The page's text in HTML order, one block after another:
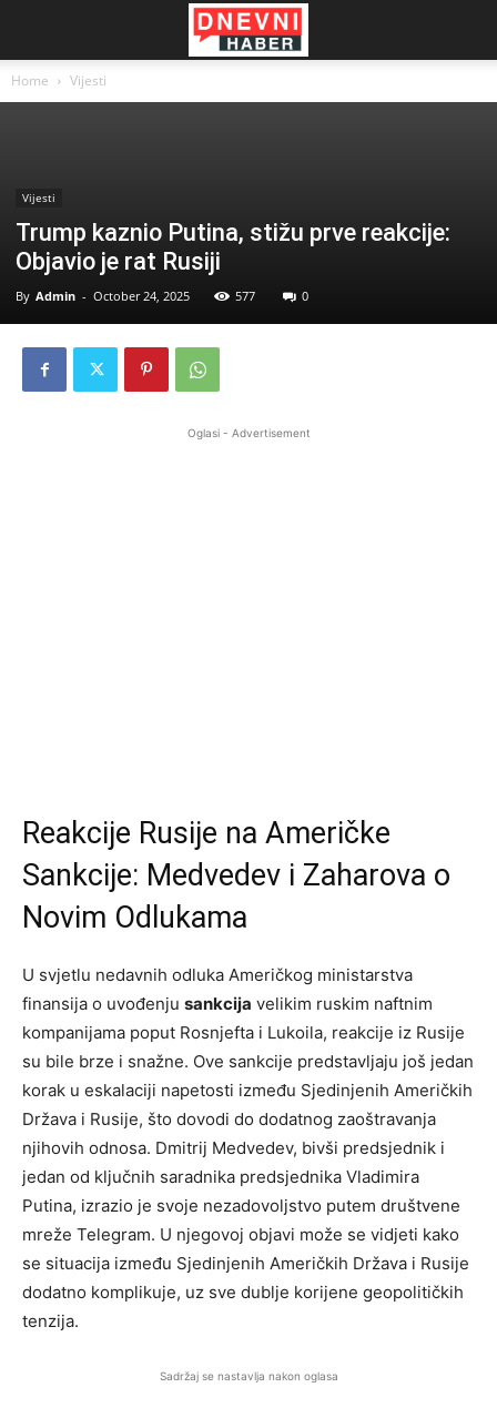
Home Vijesti
Vijesti
Trump kaznio Putina, stižu prve reakcije:
Objavio je rat Rusiji
By Admin - October 24, 2025 577 0
Oglasi - Advertisement
Reakcije Rusije na Američke
Sankcije: Medvedev i Zaharova o
Novim Odlukama
U svjetlu nedavnih odluka Američkog ministarstva
finansija o uvođenju sankcija velikim ruskim naftnim
kompanijama poput Rosnjefta i Lukoila, reakcije iz Rusije
su bile brze i snažne. Ove sankcije predstavljaju još jedan
korak u eskalaciji napetosti između Sjedinjenih Američkih
Država i Rusije, što dovodi do dodatnog zaoštravanja
njihovih odnosa. Dmitrij Medvedev, bivši predsjednik i
jedan od ključnih saradnika predsjednika Vladimira
Putina, izrazio je svoje nezadovoljstvo putem društvene
mreže Telegram. U njegovoj objavi može se vidjeti kako
se situacija između Sjedinjenih Američkih Država i Rusije
dodatno komplikuje, uz sve dublje korijene geopolitičkih
tenzija.
Sadržaj se nastavlja nakon oglasa